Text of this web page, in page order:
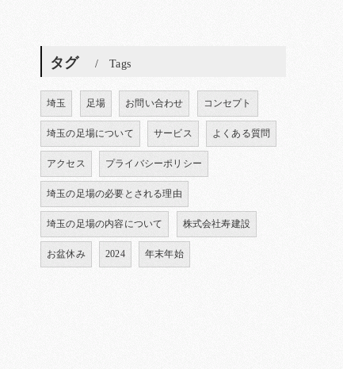
タグ Tags
埼玉 足場 お問い合わせ コンセプト
埼玉の足場について サービス よくある質問
アクセス プライバシーポリシー
埼玉の足場の必要とされる理由
埼玉の足場の内容について 株式会社寿建設
お盆休み 2024 年末年始